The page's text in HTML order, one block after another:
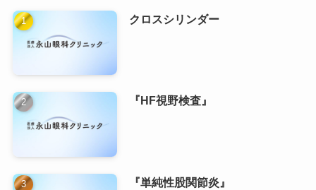
クロスシリンダー
『HF視野検査』
『単純性股関節炎』